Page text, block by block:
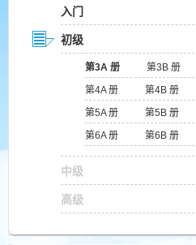
入门
初级
第3A 册
第3B 册
第4A 册
第4B 册
第5A 册
第5B 册
第6A 册
第6B 册
中级
高级